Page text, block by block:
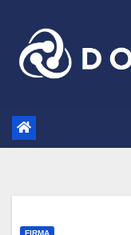
content